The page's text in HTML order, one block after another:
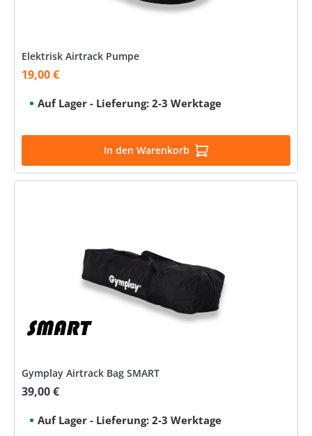
Elektrisk Airtrack Pumpe
Verkaufspreis:
19,00 €
Auf Lager - Lieferung: 2-3 Werktage
In den Warenkorb
Gymplay Airtrack Bag SMART
Regulärer Preis:
39,00 €
Auf Lager - Lieferung: 2-3 Werktage